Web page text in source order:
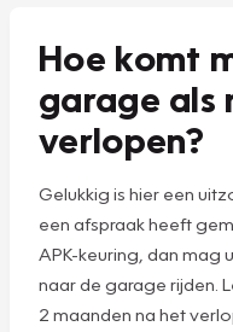
Hoe komt
garage als
verlopen?
Gelukkig is hier een
een afspraak heeft
APK-keuring, dan mag
naar de garage rijden.
2 maanden na het